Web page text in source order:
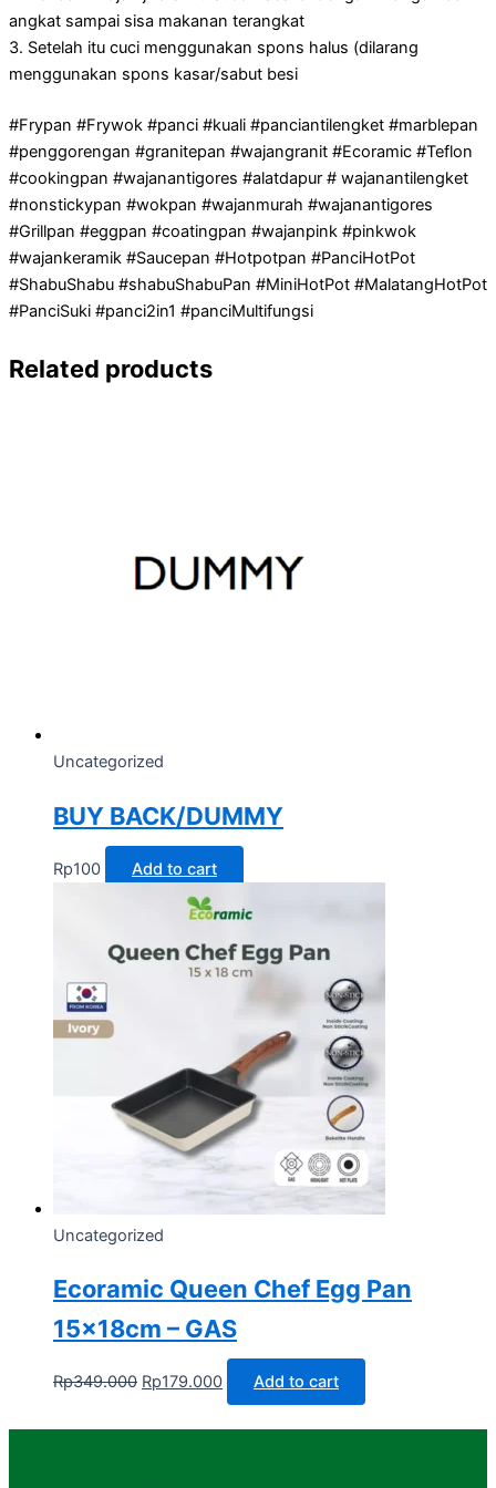
angkat sampai sisa makanan terangkat
3. Setelah itu cuci menggunakan spons halus (dilarang
menggunakan spons kasar/sabut besi
#Frypan #Frywok #panci #kuali #panciantilengket #marblepan
#penggorengan #granitepan #wajangranit #Ecoramic #Teflon
#cookingpan #wajanantigores #alatdapur # wajanantilengket
#nonstickypan #wokpan #wajanmurah #wajanantigores
#Grillpan #eggpan #coatingpan #wajanpink #pinkwok
#wajankeramik #Saucepan #Hotpotpan #PanciHotPot
#ShabuShabu #shabuShabuPan #MiniHotPot #MalatangHotPot
#PanciSuki #panci2in1 #panciMultifungsi
Related products
Uncategorized
BUY BACK/DUMMY
Rp100 Add to cart
Uncategorized
Ecoramic Queen Chef Egg Pan
15x18cm – GAS
Rp349.000 Rp179.000 Add to cart